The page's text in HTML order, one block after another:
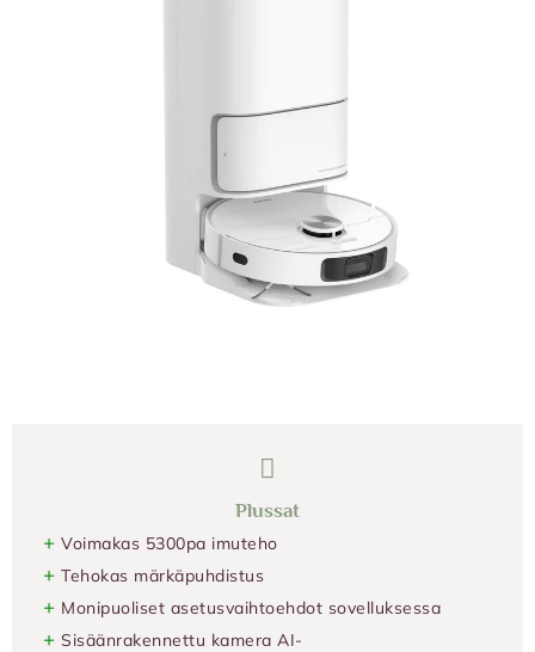
Plussat
+ Voimakas 5300pa imuteho
+ Tehokas märkäpuhdistus
+ Monipuoliset asetusvaihtoehdot sovelluksessa
+ Sisäänrakennettu kamera AI-